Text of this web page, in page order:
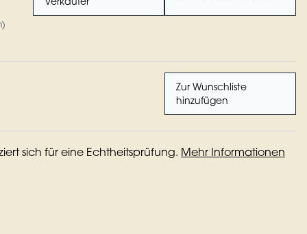
Verkäufer
Zur Wunschliste
hinzufügen
sich für eine Echtheitsprüfung. Mehr Informationen